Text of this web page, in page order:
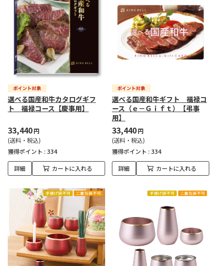
選べる国産和牛カタログギフ
ト 福禄コース【慶事用】
33,440円
(送料・税込)
獲得ポイント : 334
詳細 カートに入れる
選べる国産和牛ギフト 福禄コ
ース（ｅ－Ｇｉｆｔ）【弔事
用】
33,440円
(送料・税込)
獲得ポイント : 334
詳細 カートに入れる